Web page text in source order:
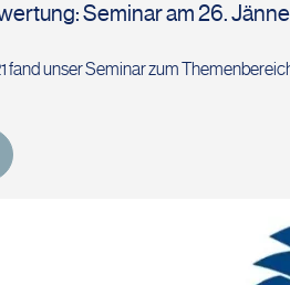
Seminar am 26.
fand unser Seminar zum